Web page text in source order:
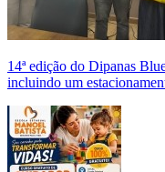
14ª edição do Dipanas
incluindo um